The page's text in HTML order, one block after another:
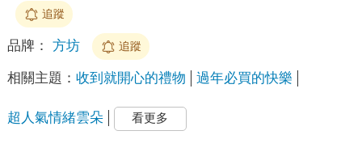
追蹤
品牌： 方坊 追蹤
相關主題： 收到就開心的禮物 過年必買的快樂
超人氣情緒雲朵 看更多